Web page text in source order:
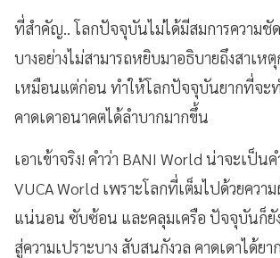
ที่สำคัญ.. โลกปัจจุบันไม่ได้มีสมการความชั
บางอย่างไม่สามารถหยิบมาอธิบายถึงสาเห
เหมือนแต่ก่อน ทำให้โลกปัจจุบันยากที่จะท
คาดเดาอนาคตได้ลำบากมากขึ้น
เอาเข้าจริง! คำว่า BANI World น่าจะเป็น
VUCA World เพราะโลกที่เต็มไปด้วยควา
แน่นอน ซับซ้อน และคลุมเครือ ปัจจุบันก็ยั
สู่ความเปราะบาง สับสนกังวล คาดเดาได้ย